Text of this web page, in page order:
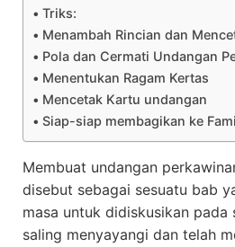
Triks:
Menambah Rincian dan
Pola dan Cermati Undangan
Menentukan Ragam Kertas
Mencetak Kartu undangan
Siap-siap membagikan ke
Membuat undangan
disebut sebagai sesuatu bab
masa untuk didiskusikan pada
saling menyayangi dan telah